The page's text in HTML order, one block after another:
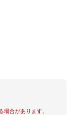
場合があります。